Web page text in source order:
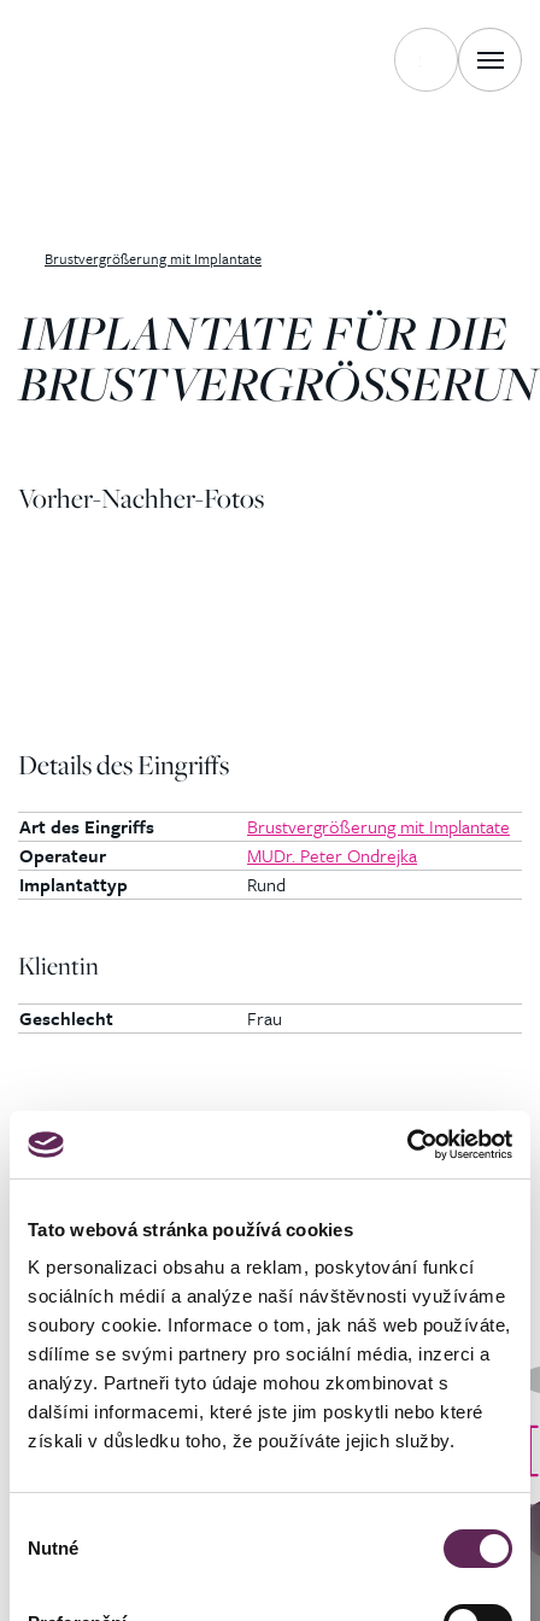
Tato webová stránka používá cookies
K personalizaci obsahu a reklam, poskytování funkcí
sociálních médií a analýze naší návštěvnosti využíváme
soubory cookie. Informace o tom, jak náš web používáte,
sdílíme se svými partnery pro sociální média, inzerci a
analýzy. Partneři tyto údaje mohou zkombinovat s
dalšími informacemi, které jste jim poskytli nebo které
získali v důsledku toho, že používáte jejich služby.
souhlasu
Nutné
Brustvergrößerung mit Implantate
IMPLANTATE FÜR DIE
Vorher-Nachher-Fotos
Details des Eingriffs
Art des Eingriffs
Brustvergrößerung mit Implantate
Operateur
MUDr. Peter Ondrejka
Implantattyp
Rund
Klientin
Geschlecht Frau
Der behandelnde Arzt
Prim. MUDr. Petr Pachman
Art der Implantate